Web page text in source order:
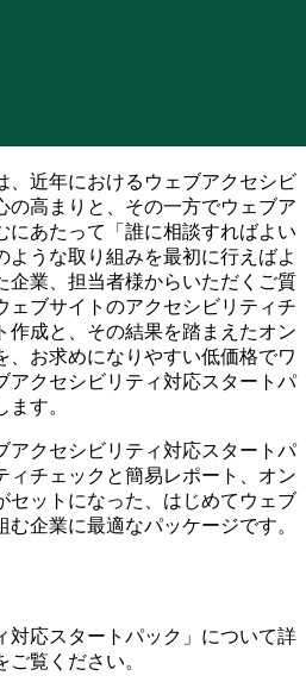
、近年におけるウェブアクセシビ
の高まりと、その一方でウェブア
にあたって「誰に相談すればよい
ような取り組みを最初に行えばよ
企業、担当者様からいただくご質
ェブサイトのアクセシビリティチ
作成と、その結果を踏まえたオン
、お求めになりやすい低価格でワ
アクセシビリティ対応スタートパ
す。
アクセシビリティ対応スタートパ
ィチェックと簡易レポート、オン
セットになった、はじめてウェブ
企業に最適なパッケージです。
対応スタートパック」について詳
覧ください。